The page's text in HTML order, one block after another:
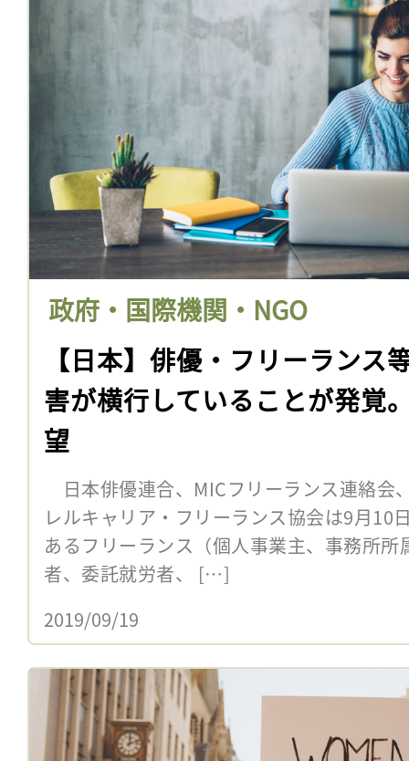
政府・国際機関・NGO
【日本】俳優・フリーランス
害が横行していることが発覚
望
日本俳優連合、MICフリーランス連絡会
レルキャリア・フリーランス協会は9月10
あるフリーランス（個人事業主、事務所
者、委託就労者、 […]
2019/09/19